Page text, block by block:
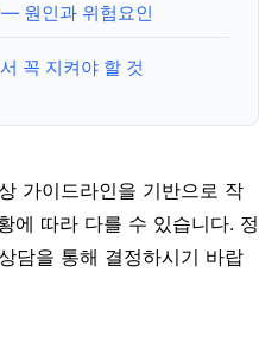
원인과 위험요인
꼭 지켜야 할 것
가이드라인을 기반으로 작
에 따라 다를 수 있습니다. 정
담을 통해 결정하시기 바랍